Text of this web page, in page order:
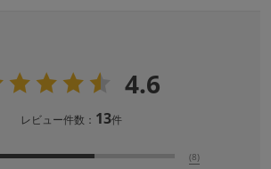
4.6
レビュー件数： 13件
(8)